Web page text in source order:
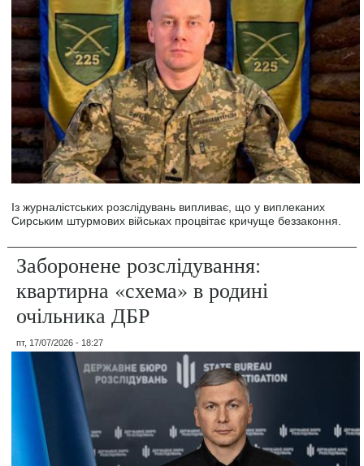
Із журналістських розслідувань випливає, що у виплеканих
Сирським штурмових військах процвітає кричуще беззаконня.
Заборонене розслідування:
квартирна «схема» в родині
очільника ДБР
пт, 17/07/2026 - 18:27